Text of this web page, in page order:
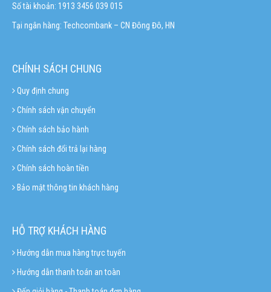
Số tài khoản: 1913 3456 039 015
Tại ngân hàng: Techcombank – CN Đông Đô, HN
CHÍNH SÁCH CHUNG
Quy định chung
Chính sách vận chuyển
Chính sách bảo hành
Chính sách đổi trả lại hàng
Chính sách hoàn tiền
Bảo mật thông tin khách hàng
HỖ TRỢ KHÁCH HÀNG
Hướng dẫn mua hàng trực tuyến
Hướng dẫn thanh toán an toàn